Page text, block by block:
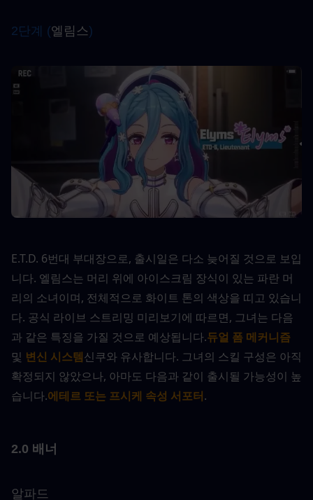
2단계 (엘림스)
E.T.D. 6번대 부대장으로, 출시일은 다소 늦어질 것으로 보입
니다. 엘림스는 머리 위에 아이스크림 장식이 있는 파란 머
리의 소녀이며, 전체적으로 화이트 톤의 색상을 띠고 있습니
다. 공식 라이브 스트리밍 미리보기에 따르면, 그녀는 다음
과 같은 특징을 가질 것으로 예상됩니다.듀얼 폼 메커니즘
및 변신 시스템신쿠와 유사합니다. 그녀의 스킬 구성은 아직
확정되지 않았으나, 아마도 다음과 같이 출시될 가능성이 높
습니다.에테르 또는 프시케 속성 서포터.
2.0 배너
알파드